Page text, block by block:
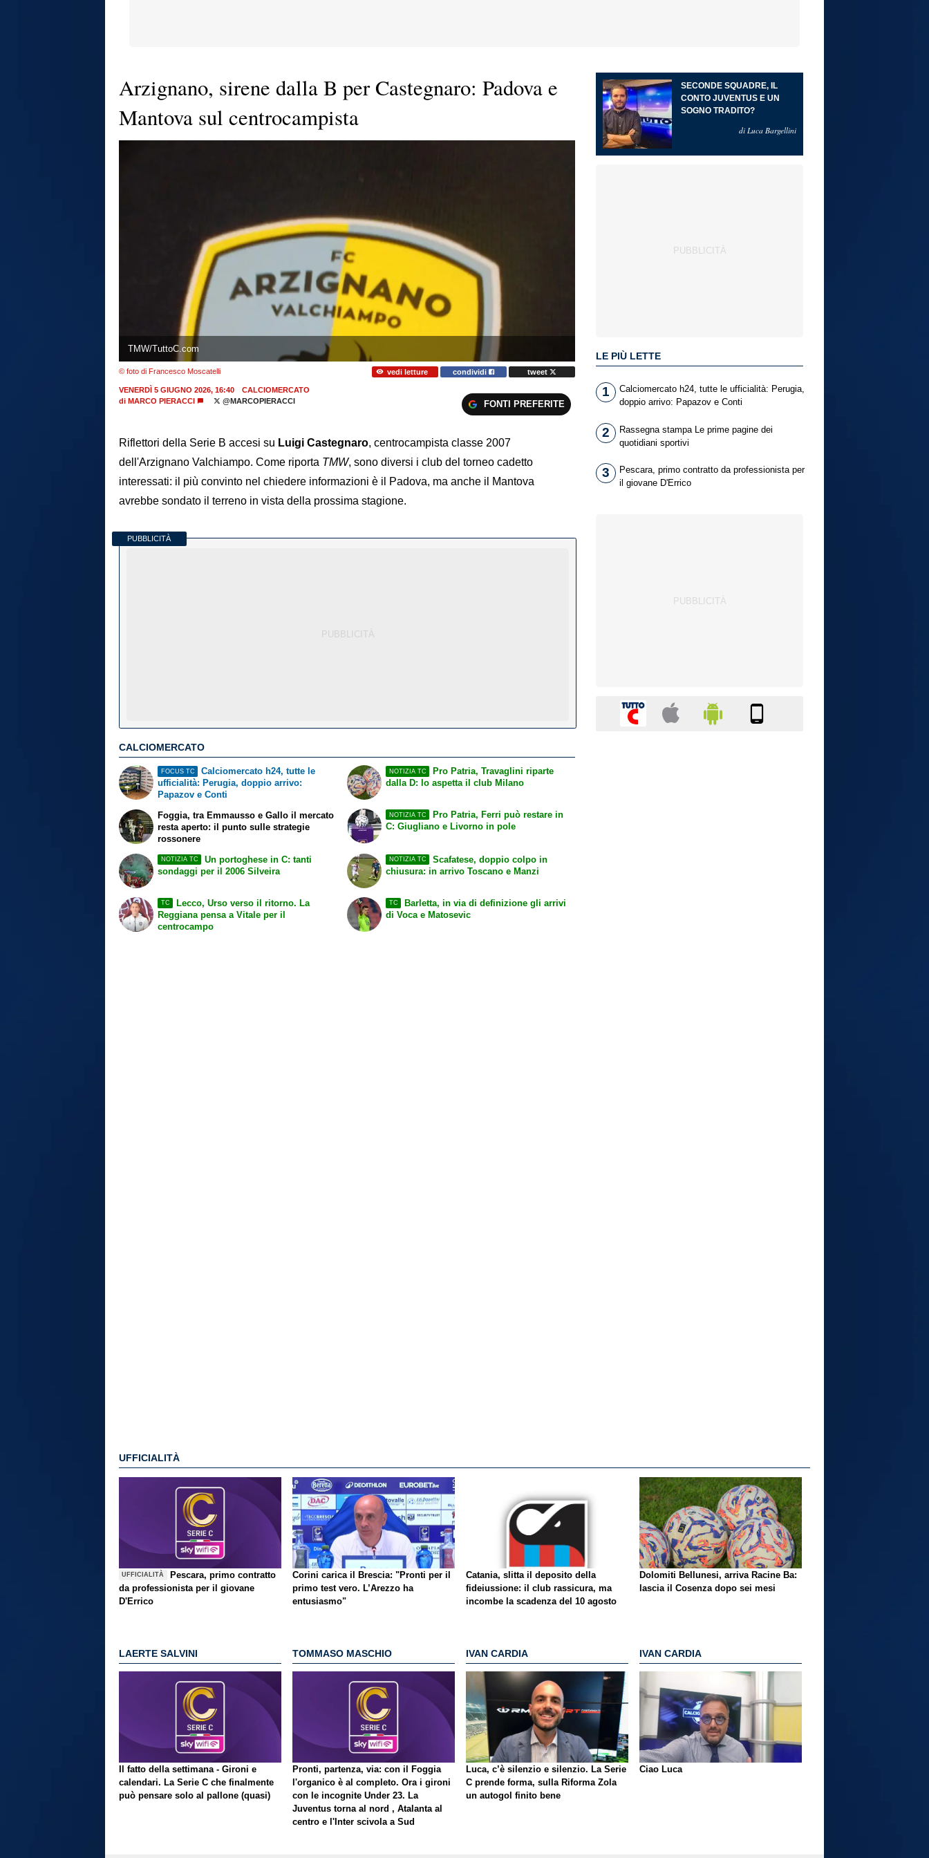
Arzignano, sirene dalla B per Castegnaro: Padova e
Mantova sul centrocampista
TMW/TuttoC.com
© foto di Francesco Moscatelli vedi letture condividi tweet
VENERDÌ 5 GIUGNO 2026, 16:40
CALCIOMERCATO
di MARCO PIERACCI @MARCOPIERACCI FONTI PREFERITE
Riflettori della Serie B accesi su Luigi Castegnaro, centrocampista classe 2007
dell'Arzignano Valchiampo. Come riporta TMW, sono diversi i club del torneo cadetto
interessati: il più convinto nel chiedere informazioni è il Padova, ma anche il Mantova
avrebbe sondato il terreno in vista della prossima stagione.
PUBBLICITÀ
CALCIOMERCATO
FOCUS TC
Calciomercato h24, tutte le
ufficialità: Perugia, doppio arrivo:
Papazov e Conti
Foggia, tra Emmausso e Gallo il mercato
resta aperto: il punto sulle strategie
rossonere
NOTIZIA TC
Pro Patria, Travaglini riparte
dalla D: lo aspetta il club Milano
NOTIZIA TC
Pro Patria, Ferri può restare in
C: Giugliano e Livorno in pole
NOTIZIA TC
Un portoghese in C: tanti
sondaggi per il 2006 Silveira
TC
Lecco, Urso verso il ritorno. La
Reggiana pensa a Vitale per il
centrocampo
NOTIZIA TC
Scafatese, doppio colpo in
chiusura: in arrivo Toscano e Manzi
TC
Barletta, in via di definizione gli arrivi
di Voca e Matosevic
SECONDE SQUADRE, IL
CONTO JUVENTUS E UN
SOGNO TRADITO?
di Luca Bargellini
LE PIÙ LETTE
1
Calciomercato h24, tutte le ufficialità: Perugia,
doppio arrivo: Papazov e Conti
2
Rassegna stampa Le prime pagine dei
quotidiani sportivi
3
Pescara, primo contratto da professionista per
il giovane D'Errico
UFFICIALITÀ
UFFICIALITÀ
Pescara, primo contratto
da professionista per il giovane
D'Errico
Corini carica il Brescia: "Pronti per il
primo test vero. L’Arezzo ha
entusiasmo"
Catania, slitta il deposito della
fideiussione: il club rassicura, ma
incombe la scadenza del 10 agosto
Dolomiti Bellunesi, arriva Racine Ba:
lascia il Cosenza dopo sei mesi
LAERTE SALVINI
Il fatto della settimana - Gironi e
calendari. La Serie C che finalmente
può pensare solo al pallone (quasi)
TOMMASO MASCHIO
Pronti, partenza, via: con il Foggia
l'organico è al completo. Ora i gironi
con le incognite Under 23. La
Juventus torna al nord , Atalanta al
centro e l'Inter scivola a Sud
IVAN CARDIA
Luca, c’è silenzio e silenzio. La Serie
C prende forma, sulla Riforma Zola
un autogol finito bene
IVAN CARDIA
Ciao Luca